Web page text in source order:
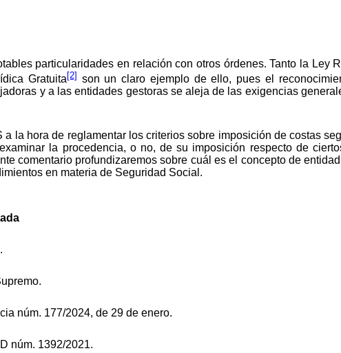
particularidades en relación con otros órdenes. Tanto la Ley
Gratuita[2] son un claro ejemplo de ello, pues el
y a las entidades gestoras se aleja de las exigencias
la hora de reglamentar los criterios sobre imposición de costas
la procedencia, o no, de su imposición respecto de
comentario profundizaremos sobre cuál es el concepto de
en materia de Seguridad Social.
núm. 177/2024, de 29 de enero.
núm. 1392/2021.